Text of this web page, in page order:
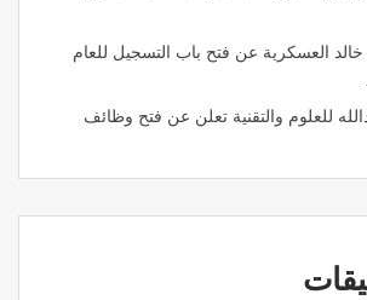
خالد العسكرية عن فتح باب التسجيل للعام
للعلوم والتقنية تعلن عن فتح وظائف